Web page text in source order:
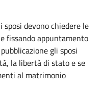
devono chiedere le
fissando appuntamento
gli sposi
la libertà di stato e se
al matrimonio